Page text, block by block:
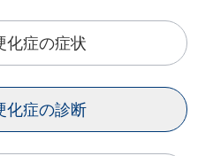
化症の症状
化症の診断